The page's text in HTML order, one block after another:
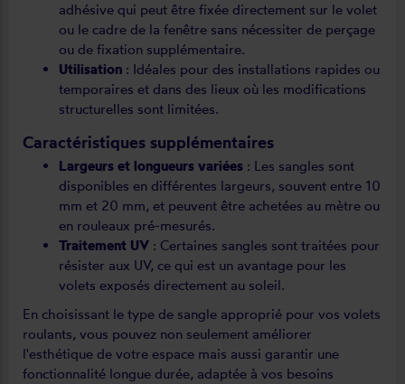
adhésive qui peut être fixée directement sur le volet
ou le cadre de la fenêtre sans nécessiter de perçage
ou de fixation supplémentaire.
Utilisation : Idéales pour des installations rapides ou
temporaires et dans des lieux où les modifications
structurelles sont limitées.
Caractéristiques supplémentaires
Largeurs et longueurs variées : Les sangles sont
disponibles en différentes largeurs, souvent entre 10
mm et 20 mm, et peuvent être achetées au mètre ou
en rouleaux pré-mesurés.
Traitement UV : Certaines sangles sont traitées pour
résister aux UV, ce qui est un avantage pour les
volets exposés directement au soleil.
En choisissant le type de sangle approprié pour vos volets
roulants, vous pouvez non seulement améliorer
l'esthétique de votre espace mais aussi garantir une
fonctionnalité longue durée, adaptée à vos besoins